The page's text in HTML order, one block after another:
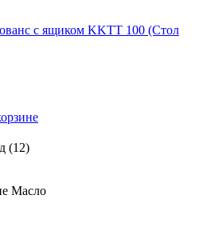
с ящиком KKTT 100 (Стол
(12)
Масло